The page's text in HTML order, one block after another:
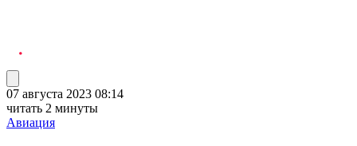
07 августа 2023 08:14
читать 2 минуты
Авиация